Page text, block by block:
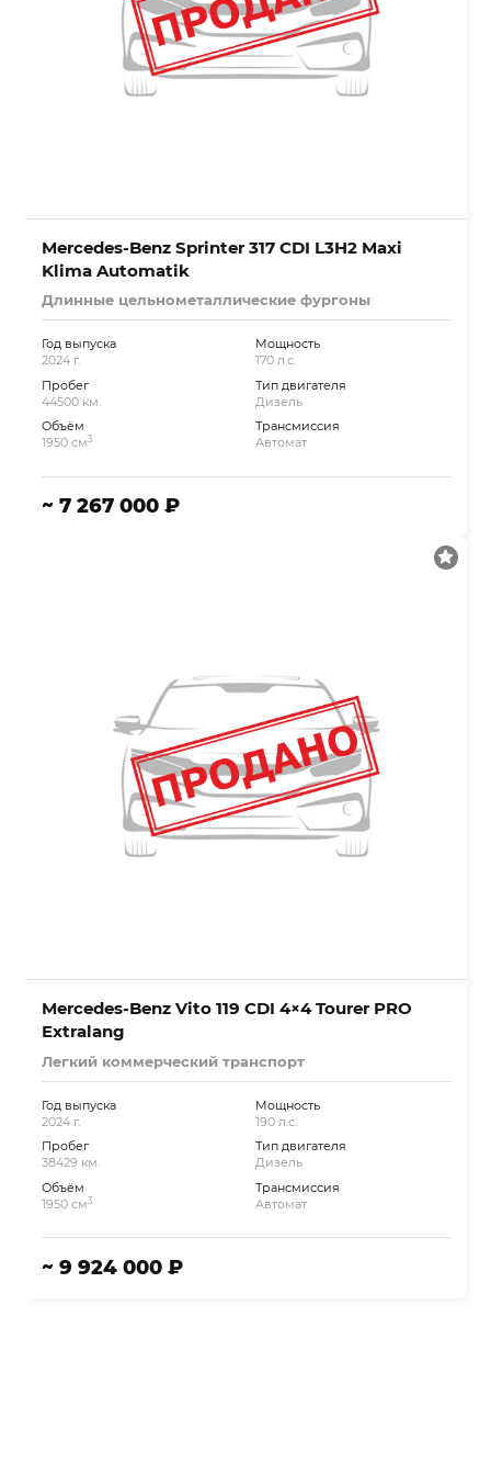
Mercedes-Benz Sprinter 317 CDI L3H2 Maxi
Klima Automatik
Длинные цельнометаллические фургоны
Год выпуска
2024 г.
Пробег
44500 км.
Объём
1950 см3
Мощность
170 л.с.
Тип двигателя
Дизель
Трансмиссия
Автомат
~ 7 267 000 ₽
Mercedes-Benz Vito 119 CDI 4×4 Tourer PRO
Extralang
Легкий коммерческий транспорт
Год выпуска
2024 г.
Пробег
38429 км.
Объём
1950 см3
Мощность
190 л.с.
Тип двигателя
Дизель
Трансмиссия
Автомат
~ 9 924 000 ₽